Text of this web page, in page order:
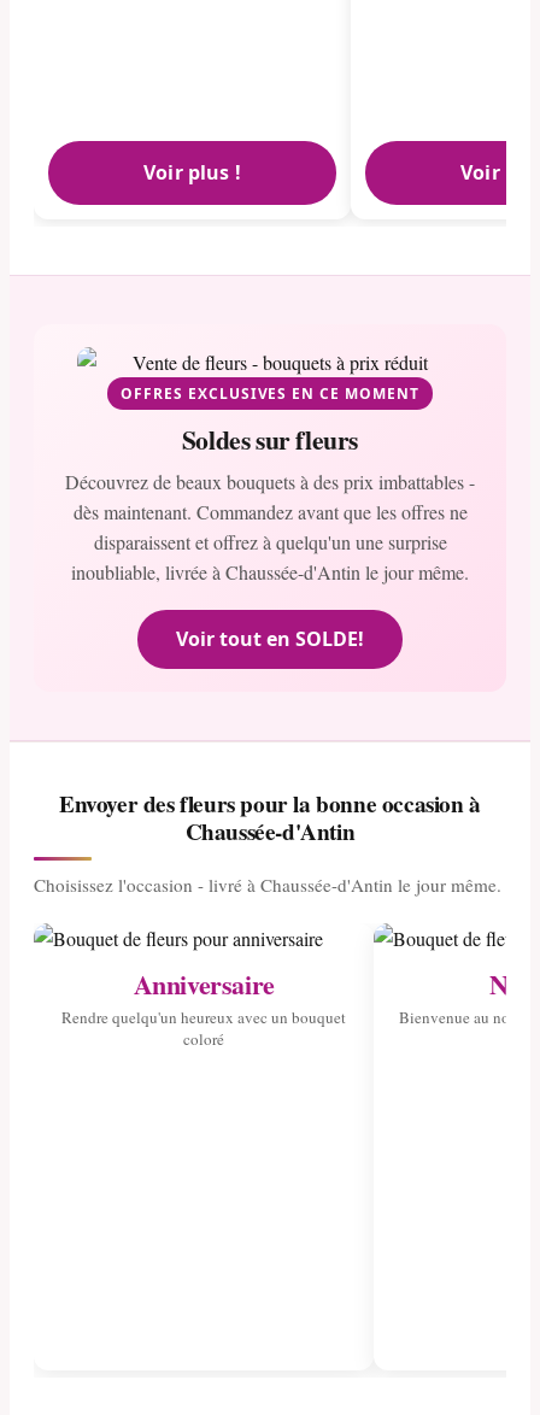
Voir plus ! Voir
OFFRES EXCLUSIVES EN CE MOMENT
Soldes sur fleurs
Découvrez de beaux bouquets à des prix imbattables -
dès maintenant. Commandez avant que les offres ne
disparaissent et offrez à quelqu'un une surprise
inoubliable, livrée à Chaussée-d'Antin le jour même.
Voir tout en SOLDE!
Envoyer des fleurs pour la bonne occasion à
Chaussée-d'Antin
Choisissez l'occasion - livré à Chaussée-d'Antin le jour même.
Anniversaire
Rendre quelqu'un heureux avec un bouquet
coloré
Bienvenue au